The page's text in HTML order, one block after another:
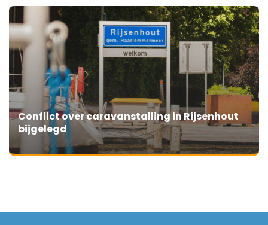
Conflict over caravanstalling in Rijsenhout
bijgelegd